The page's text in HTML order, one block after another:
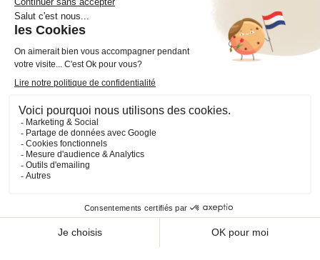
VOTRE COMPTE
PRODUITS
NOS SERVICES
Plan du site Cookies